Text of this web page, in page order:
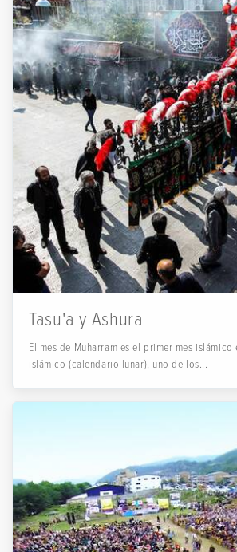
Tasu'a y Ashura
El mes de Muharram es el primer mes
islámico (calendario lunar), uno de los...